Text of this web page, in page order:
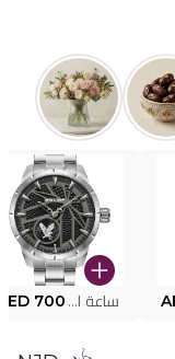
ساعة البوليس PEWJG2227302 700